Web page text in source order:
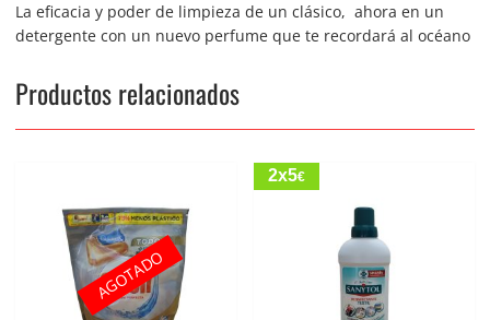
La eficacia y poder de limpieza de un clásico, ahora en un
detergente con un nuevo perfume que te recordará al océano
Productos relacionados
AGOTADO
2x5€